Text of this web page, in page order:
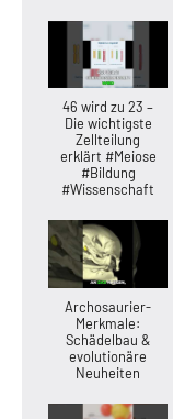
46 wird zu 23 –
Die wichtigste
Zellteilung
erklärt #Meiose
#Bildung
#Wissenschaft
Archosaurier-
Merkmale:
Schädelbau &
evolutionäre
Neuheiten